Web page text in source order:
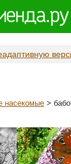
насекомые >